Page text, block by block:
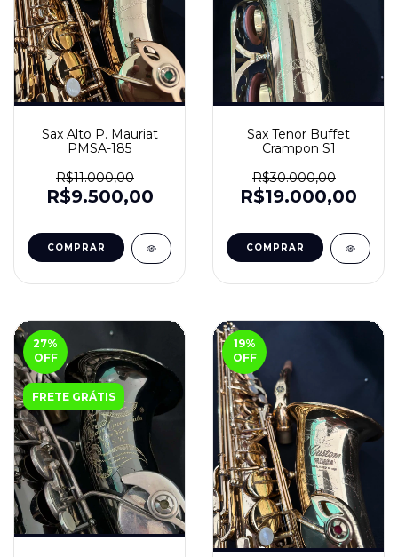
Sax Alto P. Mauriat
PMSA-185
R$11.000,00
R$9.500,00
Sax Tenor Buffet
Crampon S1
R$30.000,00
R$19.000,00
27%
OFF
FRETE GRÁTIS
19%
OFF